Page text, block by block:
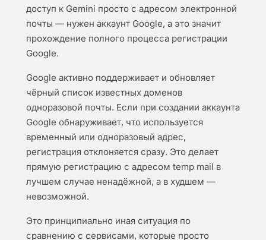
доступ к Gemini просто с адресом электронной
почты — нужен аккаунт Google, а это значит
прохождение полного процесса регистрации
Google.
Google активно поддерживает и обновляет
чёрный список известных доменов
одноразовой почты. Если при создании аккаунта
Google обнаруживает, что используется
временный или одноразовый адрес,
регистрация отклоняется сразу. Это делает
прямую регистрацию с адресом temp mail в
лучшем случае ненадёжной, а в худшем —
невозможной.
Это принципиально иная ситуация по
сравнению с сервисами, которые просто